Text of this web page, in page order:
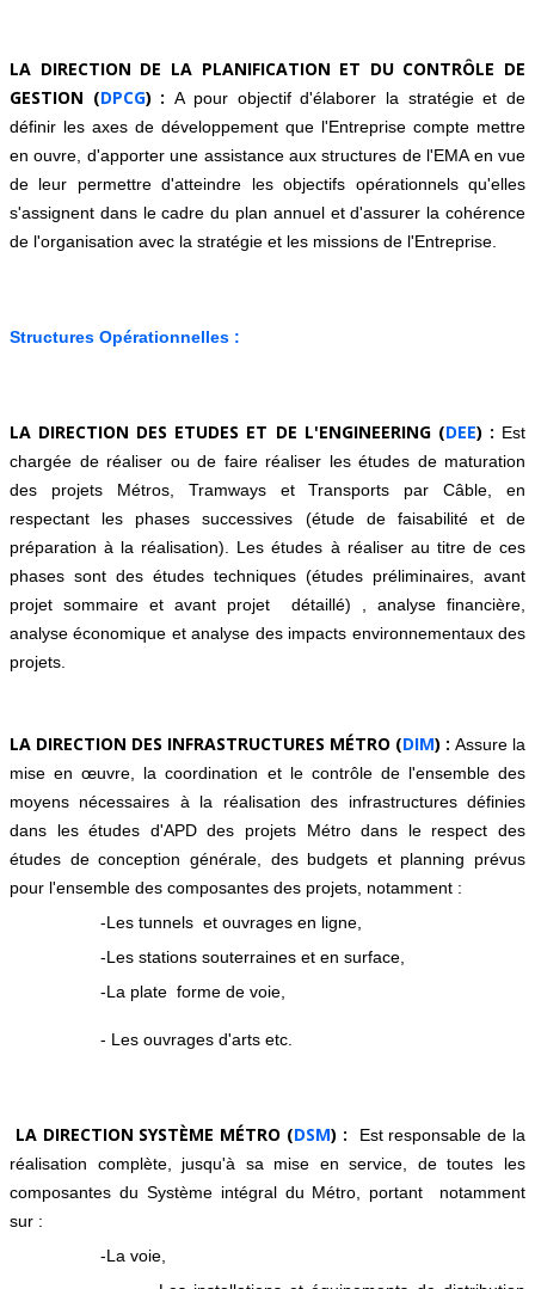
LA DIRECTION DE LA PLANIFICATION ET DU CONTRÔLE DE
GESTION (DPCG) : A pour objectif d'élaborer la stratégie et de
définir les axes de développement que l'Entreprise compte mettre
en ouvre, d'apporter une assistance aux structures de l'EMA en vue
de leur permettre d'atteindre les objectifs opérationnels qu'elles
s'assignent dans le cadre du plan annuel et d'assurer la cohérence
de l'organisation avec la stratégie et les missions de l'Entreprise.
Structures Opérationnelles :
LA DIRECTION DES ETUDES ET DE L'ENGINEERING (DEE) : Est
chargée de réaliser ou de faire réaliser les études de maturation
des projets Métros, Tramways et Transports par Câble, en
respectant les phases successives (étude de faisabilité et de
préparation à la réalisation). Les études à réaliser au titre de ces
phases sont des études techniques (études préliminaires, avant
projet sommaire et avant projet détaillé) , analyse financière,
analyse économique et analyse des impacts environnementaux des
projets.
LA DIRECTION DES INFRASTRUCTURES MÉTRO (DIM) : Assure la
mise en œuvre, la coordination et le contrôle de l'ensemble des
moyens nécessaires à la réalisation des infrastructures définies
dans les études d'APD des projets Métro dans le respect des
études de conception générale, des budgets et planning prévus
pour l'ensemble des composantes des projets, notamment :
-Les tunnels et ouvrages en ligne,
-Les stations souterraines et en surface,
-La plate forme de voie,
- Les ouvrages d'arts etc.
LA DIRECTION SYSTÈME MÉTRO (DSM) : Est responsable de la
réalisation complète, jusqu'à sa mise en service, de toutes les
composantes du Système intégral du Métro, portant notamment
sur :
-La voie,